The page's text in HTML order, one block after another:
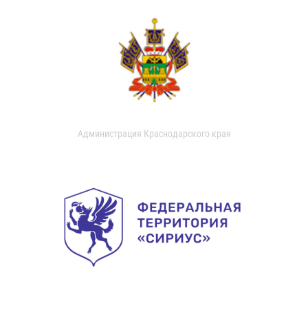
Администрация Краснодарского края